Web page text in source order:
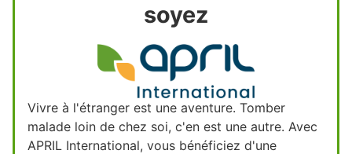
soyez
Vivre à l'étranger est une aventure. Tomber
malade loin de chez soi, c'en est une autre. Avec
APRIL International, vous bénéficiez d'une